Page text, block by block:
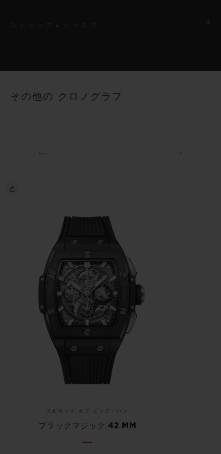
50時間
ストラップ
バーストラップ
その他の クロノグラフ
スピリット オブ ビッグ・バン
ブラックマジック 42 MM